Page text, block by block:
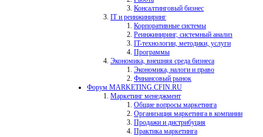
Консалтинговый бизнес
IT и реинжиниринг
Корпоративные системы
Реинжиниринг, системный анализ
IT-технологии, методики, услуги
Программы
Экономика, внешняя среда бизнеса
Экономика, налоги и право
Финансовый рынок
Форум MARKETING.CFIN.RU
Маркетинг менеджмент
Общие вопросы маркетинга
Организация маркетинга в компании
Продажи и дистрибуция
Практика маркетинга